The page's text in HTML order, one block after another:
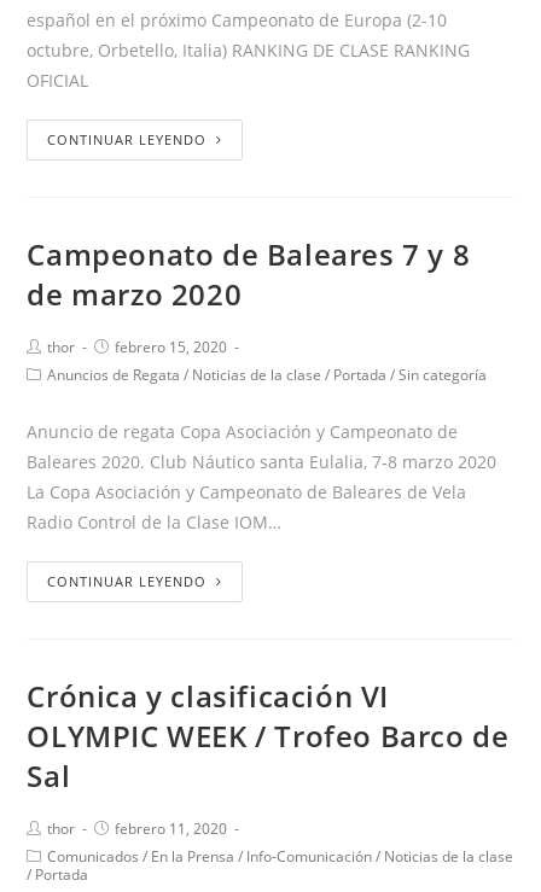
español en el próximo Campeonato de Europa (2-10
octubre, Orbetello, Italia) RANKING DE CLASE RANKING
OFICIAL
CONTINUAR LEYENDO
Campeonato de Baleares 7 y 8
de marzo 2020
thor
febrero 15, 2020
Anuncios de Regata / Noticias de la clase / Portada / Sin categoría
Anuncio de regata Copa Asociación y Campeonato de
Baleares 2020. Club Náutico santa Eulalia, 7‐8 marzo 2020
La Copa Asociación y Campeonato de Baleares de Vela
Radio Control de la Clase IOM…
CONTINUAR LEYENDO
Crónica y clasificación VI
OLYMPIC WEEK / Trofeo Barco de
Sal
thor
febrero 11, 2020
Comunicados / En la Prensa / Info-Comunicación / Noticias de la clase
/ Portada